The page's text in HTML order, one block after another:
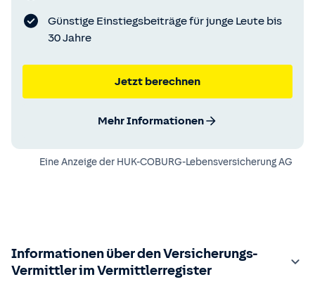
Günstige Einstiegsbeiträge für junge Leute bis
30 Jahre
Jetzt berechnen
Mehr Informationen
Eine Anzeige der HUK-COBURG-Lebensversicherung AG
Informationen über den Versicherungs-
Vermittler im Vermittlerregister